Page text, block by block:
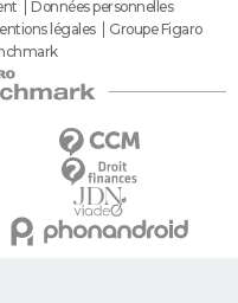
Données personnelles
légales
Groupe Figaro